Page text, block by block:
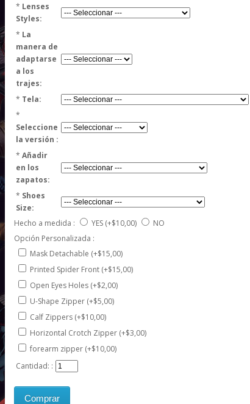
* Lenses
Styles:
* La
manera de
adaptarse
a los
trajes:
* Tela:
*
Seleccione
la versión :
* Añadir
en los
zapatos:
* Shoes
Size:
Hecho a medida :
YES (+$10,00)
NO
Opción Personalizada :
Mask Detachable (+$15,00)
Printed Spider Front (+$15,00)
Open Eyes Holes (+$2,00)
U-Shape Zipper (+$5,00)
Calf Zippers (+$10,00)
Horizontal Crotch Zipper (+$3,00)
forearm zipper (+$10,00)
Cantidad: :
Comprar